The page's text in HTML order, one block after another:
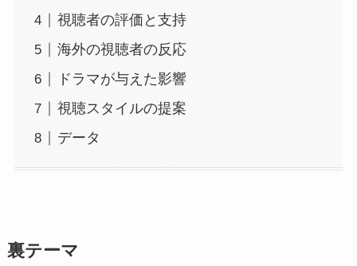
視聴者の評価と支持
海外の視聴者の反応
ドラマが与えた影響
視聴スタイルの提案
データ
裏テーマ